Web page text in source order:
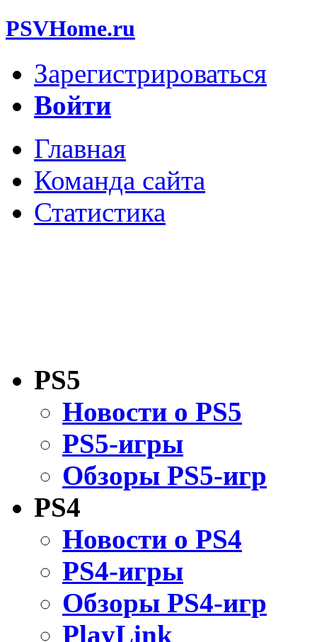
PSVHome.ru
Зарегистрироваться
Войти
Главная
Команда сайта
Статистика
PS5
Новости о PS5
PS5-игры
Обзоры PS5-игр
PS4
Новости о PS4
PS4-игры
Обзоры PS4-игр
PlayLink